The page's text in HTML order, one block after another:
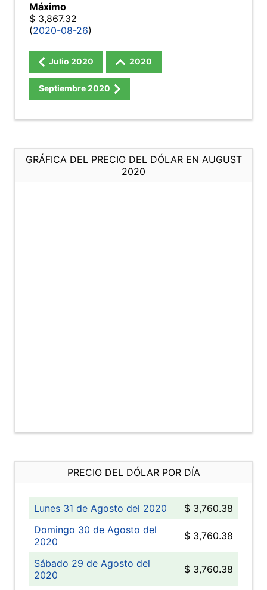
Máximo
$ 3,867.32
(2020-08-26)
Julio 2020 2020
Septiembre2020
GRÁFICA DEL PRECIO DEL DÓLAR EN AUGUST
2020
PRECIO DEL DÓLAR POR DÍA
Lunes 31 de Agosto del 2020
$ 3,760.38
Domingo 30 de Agosto del
2020
$ 3,760.38
Sábado 29 de Agosto del
2020
$ 3,760.38